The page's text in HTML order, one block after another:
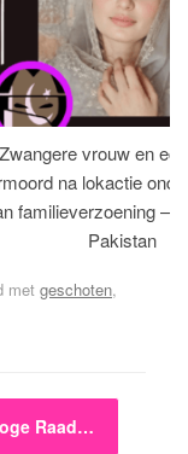
Zwangere vrouw en
na lokactie
familieverzoening –
Pakistan
met geschoten,
Raad…